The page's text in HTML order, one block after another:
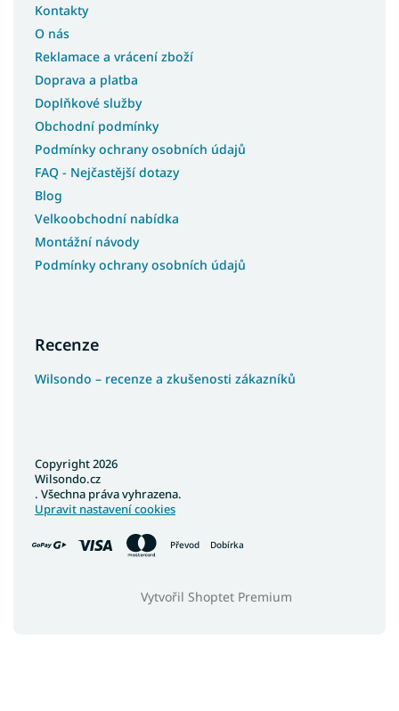
Kontakty
O nás
Reklamace a vrácení zboží
Doprava a platba
Doplňkové služby
Obchodní podmínky
Podmínky ochrany osobních údajů
FAQ - Nejčastější dotazy
Blog
Velkoobchodní nabídka
Montážní návody
Podmínky ochrany osobních údajů
Recenze
Wilsondo – recenze a zkušenosti zákazníků
Převod Dobírka
Vytvořil Shoptet Premium
Copyright 2026
Wilsondo.cz
. Všechna práva vyhrazena.
Upravit nastavení cookies